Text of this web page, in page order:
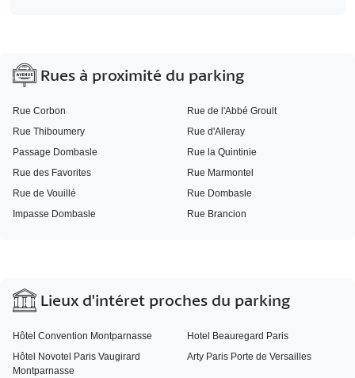
Rues à proximité du parking
Rue Corbon
Rue de l'Abbé Groult
Rue Thiboumery
Rue d'Alleray
Passage Dombasle
Rue la Quintinie
Rue des Favorites
Rue Marmontel
Rue de Vouillé
Rue Dombasle
Impasse Dombasle
Rue Brancion
Lieux d'intéret proches du parking
Hôtel Convention Montparnasse
Hotel Beauregard Paris
Hôtel Novotel Paris Vaugirard
Montparnasse
Arty Paris Porte de Versailles